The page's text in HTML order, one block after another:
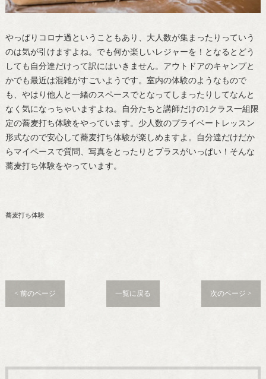
やっぱりコロナ過ということもあり、大人数が集まったりっていう
のは気が引けますよね。でも何か楽しいレジャーを！となるとどう
しても自分達だけって訳にはいきません。アウトドアのキャンプと
かでも最近は混雑がすごいようです。室内の体験のようなもので
も、やはり他人と一緒のスペースでとなってしまったりしてなんと
なく気になっちゃいますよね。自分たちと講師だけの1クラス一組限
定の蕎麦打ち体験をやっています。少人数のプライベートレッスン
形式なので安心して蕎麦打ち体験が楽しめますよ。自分達だけだか
らマイペースで質問、写真をとったりとプラスがいっぱい！そんな
蕎麦打ち体験をやっています。
蕎麦打ち体験
< 前のページ 一覧に戻る 次のページ >